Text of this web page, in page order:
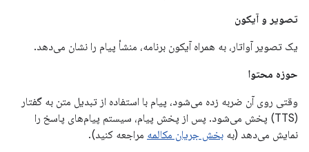
تصویر و آیکون
یک تصویر آواتار، به همراه آیکون برنامه، منشأ پیام را نشان می‌دهد.
حوزه محتوا
وقتی روی آن ضربه زده می‌شود، پیام با استفاده از تبدیل متن به گفتار
(TTS) پخش می‌شود. پس از پخش پیام، سیستم پیام‌های پاسخ را
نمایش می‌دهد (به بخش جریان مکالمه مراجعه کنید).